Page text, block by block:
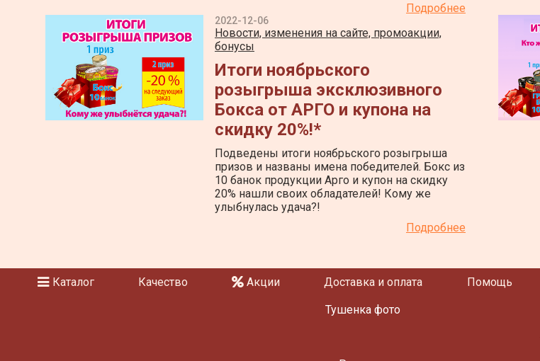
Подробнее
2022-12-06
Новости, изменения на сайте, промоакции,
бонусы
Итоги ноябрьского
розыгрыша эксклюзивного
Бокса от АРГО и купона на
скидку 20%!*
Подведены итоги ноябрьского розыгрыша
призов и названы имена победителей. Бокс из
10 банок продукции Арго и купон на скидку
20% нашли своих обладателей! Кому же
улыбнулась удача?!
Подробнее
Каталог Качество Акции Доставка и оплата Помощь
Тушенка фото